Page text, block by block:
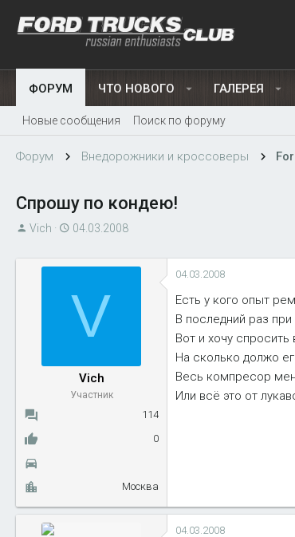
ФОРУМ ЧТО НОВОГО ГАЛЕРЕЯ
Новые сообщения Поиск по форуму
Форум Внедорожники и кроссоверы
Спрошу по кондею!
А
т
Vich
Д
т
н
а
л
04.03.2008
V
Vich
Участник
114
0
Москва
04.03.2008
Есть у кого опыт
В последний раз
Вот и хочу
На сколько должо
Весь компресор
Или всё это от
04.03.2008